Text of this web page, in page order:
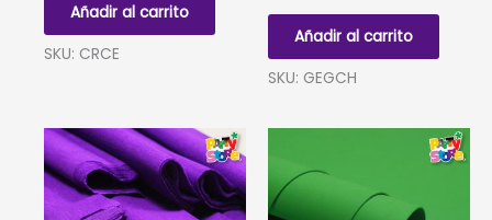
unidades
Añadir al carrito
SKU: CRCE
CHAMPAGNE
60x40cm
x
Añadir al carrito
SKU: GEGCH